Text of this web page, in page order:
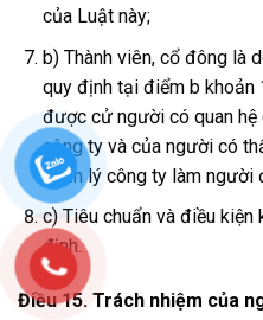
của Luật này;
b) Thành viên, cổ đông là
quy định tại điểm b khoản
được cử người có quan
công ty và của người có
quản lý công ty làm người
c) Tiêu chuẩn và điều
định.
Điều 15. Trách nhiệm của